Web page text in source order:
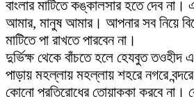
বাংলার মাটিতে কঙ্কালসার হতে দেব
আমার, মানুষ আমার। আপনার সব নিয়ে
মাটিতে পা রাখতে পারবেন না।
দুর্ভিক্ষ থেকে বাঁচতে হলে হেযবুত তওহীদ
পাড়ায় মহল্লায় মহল্লায় শহরে নগরে
কোনো প্রতিরোধের তোয়াক্কা করবে না।